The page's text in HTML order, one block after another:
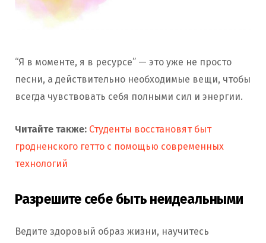
“Я в моменте, я в ресурсе” — это уже не просто
песни, а действительно необходимые вещи, чтобы
всегда чувствовать себя полными сил и энергии.
Читайте также: Студенты восстановят быт
гродненского гетто с помощью современных
технологий
Разрешите себе быть неидеальными
Ведите здоровый образ жизни, научитесь